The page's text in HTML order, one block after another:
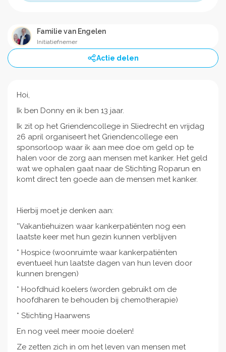
Familie van Engelen
Initiatiefnemer
Actie delen
Hoi,
Ik ben Donny en ik ben 13 jaar.
Ik zit op het Griendencollege in Sliedrecht en vrijdag
26 april organiseert het Griendencollege een
sponsorloop waar ik aan mee doe om geld op te
halen voor de zorg aan mensen met kanker. Het geld
wat we ophalen gaat naar de Stichting Roparun en
komt direct ten goede aan de mensen met kanker.
Hierbij moet je denken aan:
*Vakantiehuizen waar kankerpatiënten nog een
laatste keer met hun gezin kunnen verblijven
* Hospice (woonruimte waar kankerpatiënten
eventueel hun laatste dagen van hun leven door
kunnen brengen)
* Hoofdhuid koelers (worden gebruikt om de
hoofdharen te behouden bij chemotherapie)
* Stichting Haarwens
En nog veel meer mooie doelen!
Ze zetten zich in om het leven van mensen met